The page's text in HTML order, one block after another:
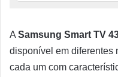
A Samsung Smart TV
disponível em diferentes
cada um com